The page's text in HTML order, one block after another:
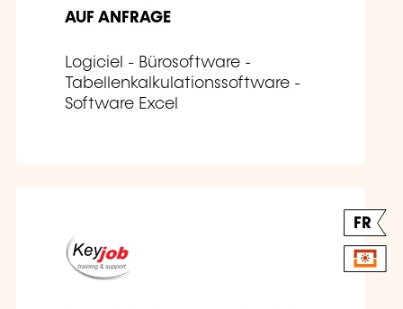
AUF ANFRAGE
Logiciel - Bürosoftware -
Tabellenkalkulationssoftware -
Software Excel
FR